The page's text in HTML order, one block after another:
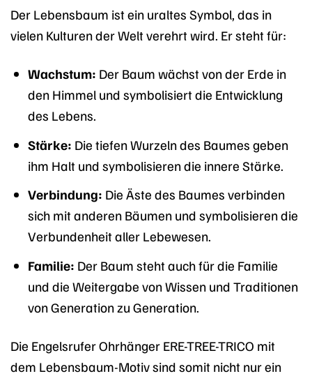
Der Lebensbaum ist ein uraltes Symbol, das in
vielen Kulturen der Welt verehrt wird. Er steht für:
Wachstum: Der Baum wächst von der Erde in
den Himmel und symbolisiert die Entwicklung
des Lebens.
Stärke: Die tiefen Wurzeln des Baumes geben
ihm Halt und symbolisieren die innere Stärke.
Verbindung: Die Äste des Baumes verbinden
sich mit anderen Bäumen und symbolisieren die
Verbundenheit aller Lebewesen.
Familie: Der Baum steht auch für die Familie
und die Weitergabe von Wissen und Traditionen
von Generation zu Generation.
Die Engelsrufer Ohrhänger ERE-TREE-TRICO mit
dem Lebensbaum-Motiv sind somit nicht nur ein